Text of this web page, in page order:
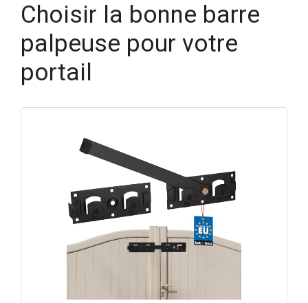
Choisir la bonne barre
palpeuse pour votre
portail